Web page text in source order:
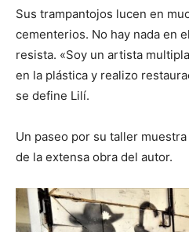
Sus trampantojos lucen en
cementerios. No hay nada en
resista. «Soy un artista
en la plástica y realizo
se define Lilí.
Un paseo por su taller
de la extensa obra del autor.